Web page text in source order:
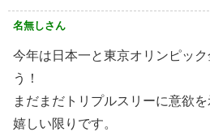
名無しさん
今年は日本一と東京オリンピッ
う！
まだまだトリプルスリーに意欲
嬉しい限りです。